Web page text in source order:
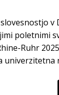
v
poletnimi
Ruhr
univerzitetna